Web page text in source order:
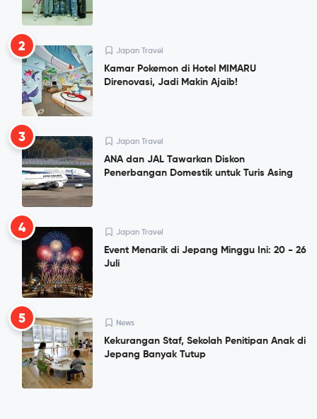
2 Japan Travel
Kamar Pokemon di Hotel MIMARU
Direnovasi, Jadi Makin Ajaib!
3 Japan Travel
ANA dan JAL Tawarkan Diskon
Penerbangan Domestik untuk Turis Asing
4 Japan Travel
Event Menarik di Jepang Minggu Ini: 20 - 26
Juli
5 News
Kekurangan Staf, Sekolah Penitipan Anak di
Jepang Banyak Tutup